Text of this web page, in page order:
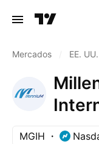
Mercados EE. UU.
MGIH